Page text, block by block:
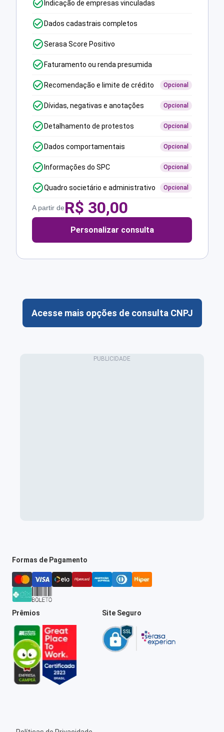
Indicação de empresas vinculadas
Dados cadastrais completos
Serasa Score Positivo
Faturamento ou renda presumida
Recomendação e limite de crédito Opcional
Dívidas, negativas e anotações Opcional
Detalhamento de protestos Opcional
Dados comportamentais Opcional
Informações do SPC Opcional
Quadro societário e administrativo Opcional
A partir deR$ 30,00
Personalizar consulta
Acesse mais opções de consulta CNPJ
Formas de Pagamento
Prêmios Site Seguro